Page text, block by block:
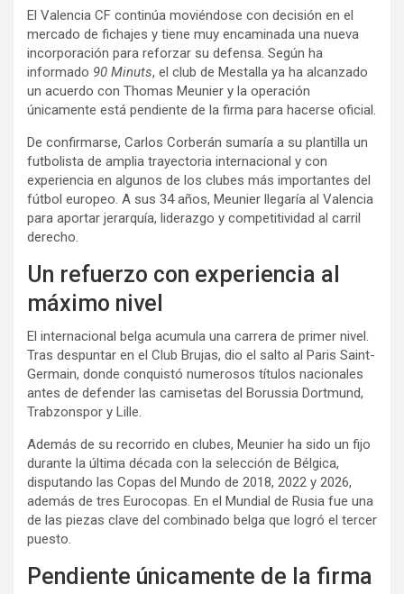
El Valencia CF continúa moviéndose con decisión en el
mercado de fichajes y tiene muy encaminada una nueva
incorporación para reforzar su defensa. Según ha
informado 90 Minuts, el club de Mestalla ya ha alcanzado
un acuerdo con Thomas Meunier y la operación
únicamente está pendiente de la firma para hacerse oficial.
De confirmarse, Carlos Corberán sumaría a su plantilla un
futbolista de amplia trayectoria internacional y con
experiencia en algunos de los clubes más importantes del
fútbol europeo. A sus 34 años, Meunier llegaría al Valencia
para aportar jerarquía, liderazgo y competitividad al carril
derecho.
Un refuerzo con experiencia al
máximo nivel
El internacional belga acumula una carrera de primer nivel.
Tras despuntar en el Club Brujas, dio el salto al Paris Saint-
Germain, donde conquistó numerosos títulos nacionales
antes de defender las camisetas del Borussia Dortmund,
Trabzonspor y Lille.
Además de su recorrido en clubes, Meunier ha sido un fijo
durante la última década con la selección de Bélgica,
disputando las Copas del Mundo de 2018, 2022 y 2026,
además de tres Eurocopas. En el Mundial de Rusia fue una
de las piezas clave del combinado belga que logró el tercer
puesto.
Pendiente únicamente de la firma